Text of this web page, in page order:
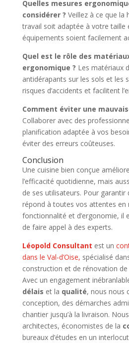
Quelles mesures
considérer ? Veillez à ce que la
travail soit adaptée à votre taille
équipements soient facilement
Quel est le rôle des
ergonomique ? Les matériaux
antidérapants sur les sols et les
risques d’accidents et facilitent
Comment éviter une
Collaborer avec des
planification adaptée à vos
éviter des erreurs coûteuses.
Conclusion
Une cuisine bien conçue
l’efficacité quotidienne, mais
de ses utilisateurs. Pour
répond à toutes vos attentes en
fonctionnalité et d’ergonomie, il
de faire appel à des experts.
Léopold Consultant est un
dans le Val-d’Oise, spécialisé
construction et de rénovation de
Avec un engagement
délais et la qualité, nous nous
conception, des démarches
chantier jusqu’à la livraison.
architectes, économistes de la
bureaux d’études en un